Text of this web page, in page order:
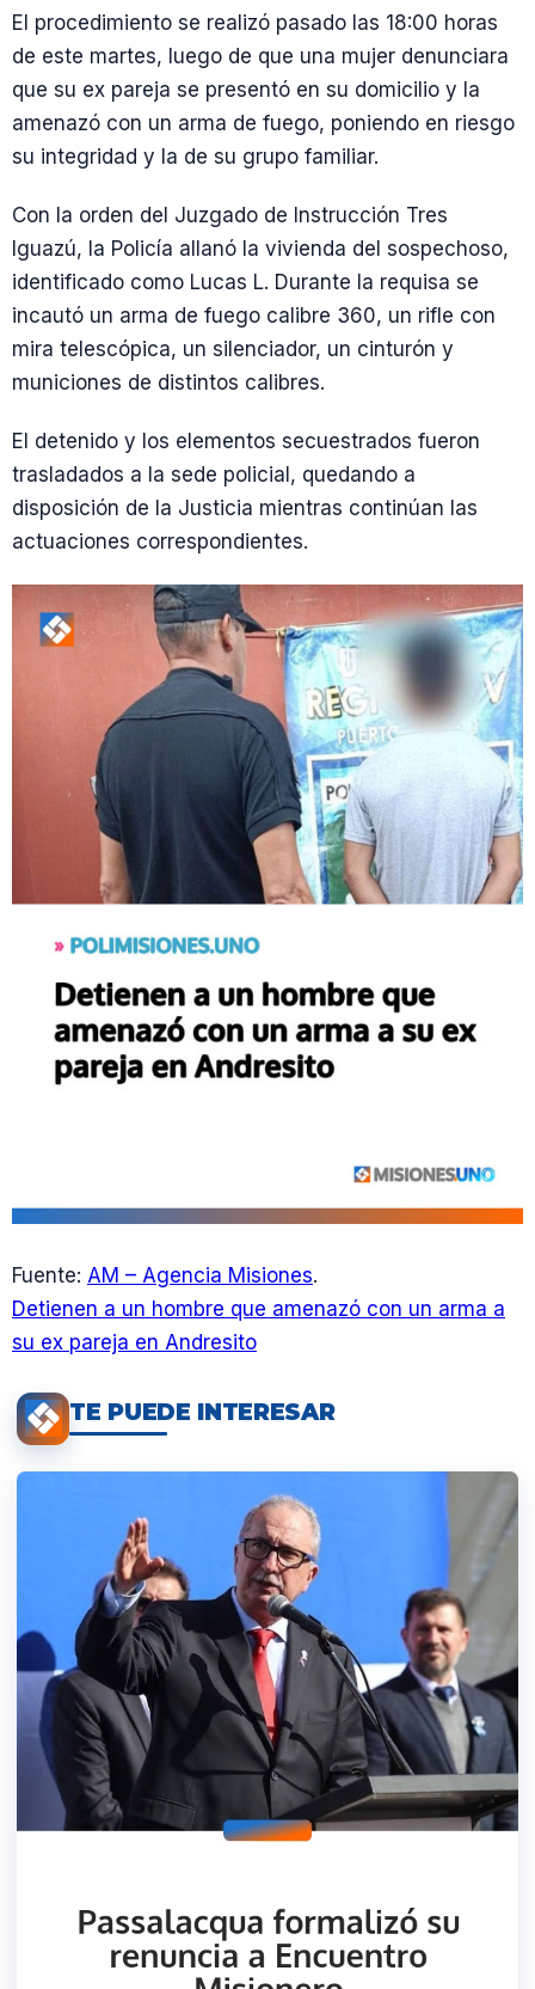
El procedimiento se realizó pasado las 18:00 horas
de este martes, luego de que una mujer denunciara
que su ex pareja se presentó en su domicilio y la
amenazó con un arma de fuego, poniendo en riesgo
su integridad y la de su grupo familiar.
Con la orden del Juzgado de Instrucción Tres
Iguazú, la Policía allanó la vivienda del sospechoso,
identificado como Lucas L. Durante la requisa se
incautó un arma de fuego calibre 360, un rifle con
mira telescópica, un silenciador, un cinturón y
municiones de distintos calibres.
El detenido y los elementos secuestrados fueron
trasladados a la sede policial, quedando a
disposición de la Justicia mientras continúan las
actuaciones correspondientes.
Fuente: AM – Agencia Misiones.
Detienen a un hombre que amenazó con un arma a
su ex pareja en Andresito
TE PUEDE INTERESAR